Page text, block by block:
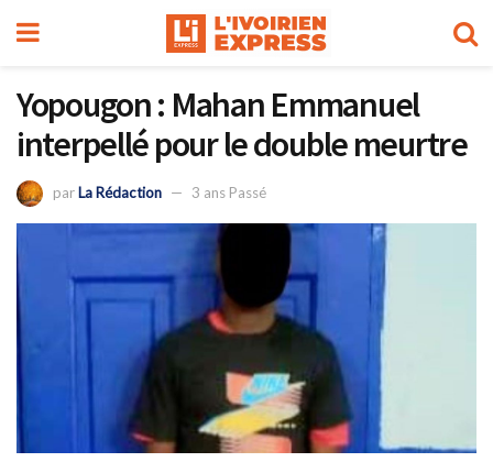
Yopougon : Mahan Emmanuel
interpellé pour le double meurtre
parLa Rédaction 3 ans Passé